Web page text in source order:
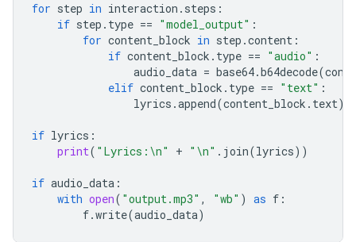
for step in interaction . steps :
if step . type == "model_output" :
for content_block in step .content :
if content_block . type == "audio" :
audio_data = base64.b64decode(
elif content_block . type == "text" :
lyrics .append(content_block . text)
if lyrics :
print( "Lyrics: \n" + " \n" . join(lyrics))
if audio_data :
with open( "output.mp3" , "wb" ) as f :
f.write(audio_data)